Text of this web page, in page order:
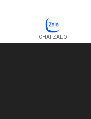
CHAT ZALO